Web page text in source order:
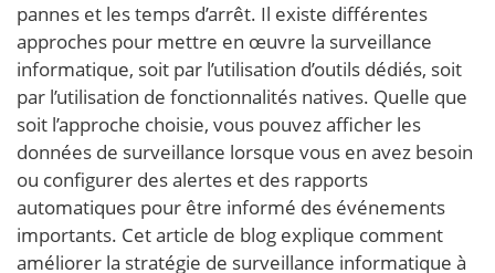
pannes et les temps d’arrêt. Il existe différentes
approches pour mettre en œuvre la surveillance
informatique, soit par l’utilisation d’outils dédiés, soit
par l’utilisation de fonctionnalités natives. Quelle que
soit l’approche choisie, vous pouvez afficher les
données de surveillance lorsque vous en avez besoin
ou configurer des alertes et des rapports
automatiques pour être informé des événements
importants. Cet article de blog explique comment
améliorer la stratégie de surveillance informatique à